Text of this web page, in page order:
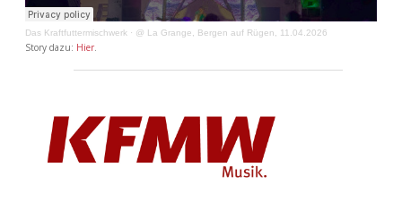
Das Kraftfuttermischwerk · @ La Grange, Bergen auf Rügen, 11.04.2026
Story dazu: Hier